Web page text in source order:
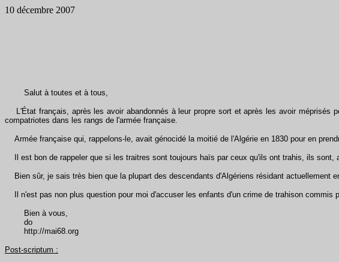
10 décembre 2007
Salut à toutes et à tous,
L'État français, après les avoir abandonnés à leur propre sort et après les avoir méprisés
compatriotes dans les rangs de l'armée française.
Armée française qui, rappelons-le, avait génocidé la moitié de l'Algérie en 1830 pour en
Il est bon de rappeler que si les traitres sont toujours haïs par ceux qu'ils ont trahis, ils sont,
Bien sûr, je sais très bien que la plupart des descendants d'Algériens résidant actuellement
Il n'est pas non plus question pour moi d'accuser les enfants d'un crime de trahison commis
Bien à vous,
do
http://mai68.org
Post-scriptum :